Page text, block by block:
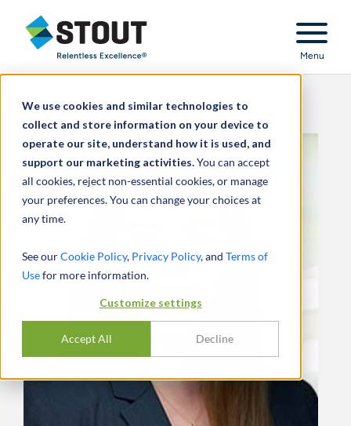
We use cookies and similar technologies to
collect and store information on your device to
operate our site, understand how it is used, and
support our marketing activities.You can accept
all cookies, reject non-essential cookies, or manage
your preferences. You can change your choices at
any time.
See ourCookie Policy, Privacy Policy, and Terms of
Usefor more information.
Customize settings
Accept All Decline
Stout Relentless Excellence
Menu